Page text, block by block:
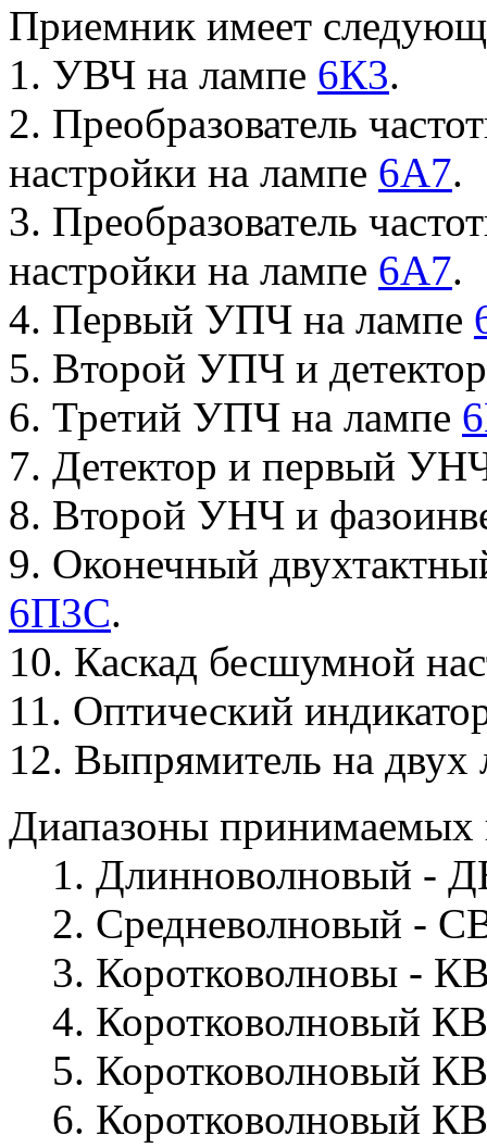
Приемник имеет
1. УВЧ на лампе 6К3.
2. Преобразователь
настройки на лампе 6А7.
3. Преобразователь
настройки на лампе 6А7.
4. Первый УПЧ на лампе
5. Второй УПЧ и
6. Третий УПЧ на лампе
7. Детектор и первый
8. Второй УНЧ и
9. Оконечный
6П3С.
10. Каскад бесшумной
11. Оптический
12. Выпрямитель на
Диапазоны принимаемых
1. Длинноволновый -
2. Средневолновый -
3. Коротковолновы -
4. Коротковолновый
5. Коротковолновый
6. Коротковолновый